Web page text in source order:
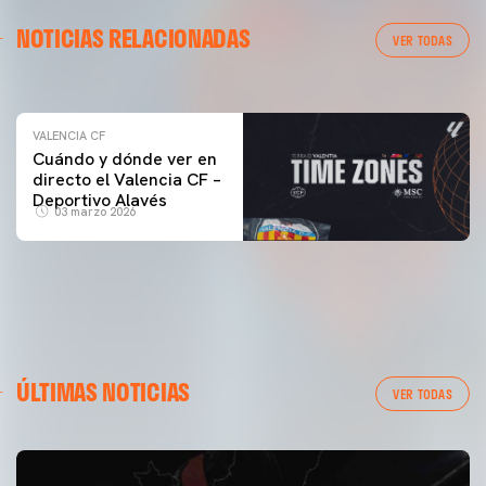
NOTICIAS RELACIONADAS VER TODAS
ENTRENAMIENTO DEL VALENCIA CF 04/03/26
VALENCIA CF
Cuándo y dónde ver en
directo el Valencia CF –
Deportivo Alavés
03 marzo 2026
ÚLTIMAS NOTICIAS VER TODAS